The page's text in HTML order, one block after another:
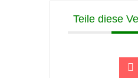
Teile diese